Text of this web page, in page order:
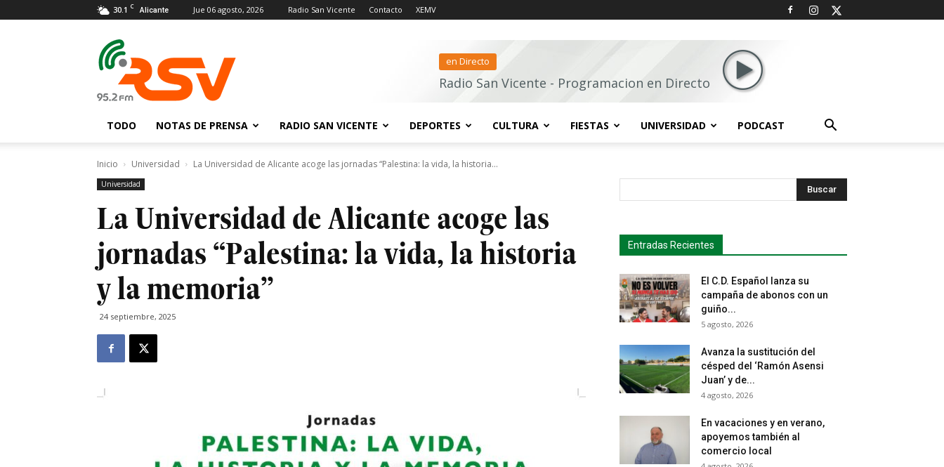
30.1 C Alicante Jue 06 agosto, 2026 Radio San Vicente Contacto XEMV
San
Vicente
en Directo
Radio San Vicente - Programacion en Directo
TODO NOTAS DE PRENSA RADIO SAN VICENTE DEPORTES CULTURA FIESTAS UNIVERSIDAD PODCAST
Inicio Universidad La Universidad de Alicante acoge las jornadas “Palestina: la vida, la historia...
Universidad
La Universidad de Alicante acoge las
jornadas “Palestina: la vida, la historia
y la memoria”
24 septiembre, 2025
Buscar
Entradas Recientes
El C.D. Español lanza su
campaña de abonos con un
guiño...
5 agosto, 2026
Avanza la sustitución del
césped del ‘Ramón Asensi
Juan’ y de...
4 agosto, 2026
En vacaciones y en verano,
apoyemos también al
comercio local